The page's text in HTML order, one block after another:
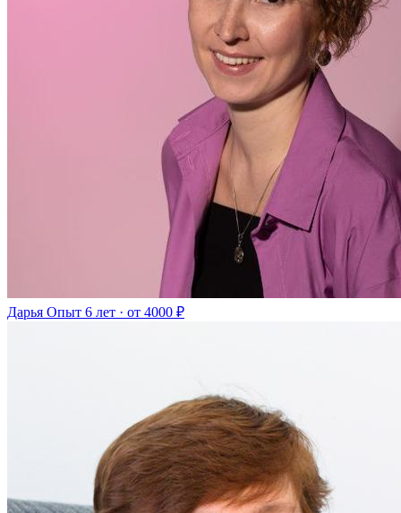
Дарья Опыт 6 лет · от 4000 ₽